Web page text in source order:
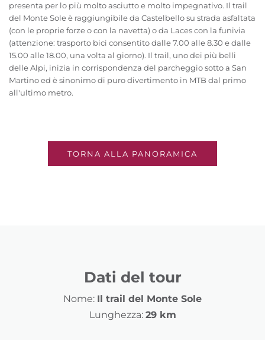
presenta per lo più molto asciutto e molto impegnativo. Il trail
del Monte Sole è raggiungibile da Castelbello su strada asfaltata
(con le proprie forze o con la navetta) o da Laces con la funivia
(attenzione: trasporto bici consentito dalle 7.00 alle 8.30 e dalle
15.00 alle 18.00, una volta al giorno). Il trail, uno dei più belli
delle Alpi, inizia in corrispondenza del parcheggio sotto a San
Martino ed è sinonimo di puro divertimento in MTB dal primo
all'ultimo metro.
TORNA ALLA PANORAMICA
Dati del tour
Nome: Il trail del Monte Sole
Lunghezza: 29 km